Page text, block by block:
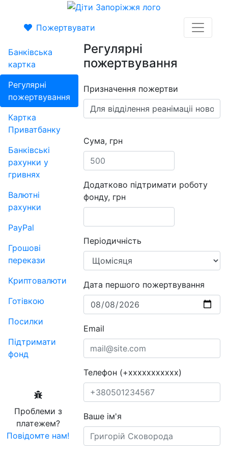
Пожертвувати
Банківська
картка
Регулярні
пожертвування
Картка
Приватбанку
Банківські
рахунки у
гривнях
Валютні
рахунки
PayPal
Грошові
перекази
Криптовалюти
Готівкою
Посилки
Підтримати
фонд
Проблеми з
платежем?
Повідомте нам!
Регулярні
пожертвування
Призначення пожертви
Сума, грн
Додатково підтримати роботу
фонду, грн
Періодичність
Дата першого пожертвування
Email
Телефон (+xxxxxxxxxxx)
Ваше ім'я